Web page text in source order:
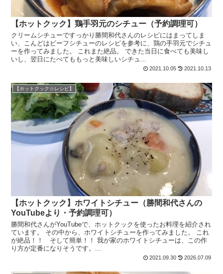
【ホットクック】鶏手羽元のシチュー（予約調理可）
クリームシチューですっかり勝間和代さんのレシピにはまってしま
い、こんどはビーフシチューのレシピを参考に、鶏の手羽元でシチュ
ーを作ってみました。 これまた絶品。 できた当日に食べても美味し
いし、翌日にたべてももっと美味しいシチュ...
2021.10.05 2021.10.13
【ホットクック☆レシピ】
【ホットクック】ホワイトシチュー（勝間和代さんの
YouTubeより・予約調理可）
勝間和代さんがYouTubeで、ホットクックを使ったお料理を紹介され
ています。 その中から、ホワイトシチューを作ってみました。 これ
が絶品！！ そして簡単！！ 我が家のホワイトシチューは、この作
り方が定番になりそうです。...
2021.09.30 2026.07.09